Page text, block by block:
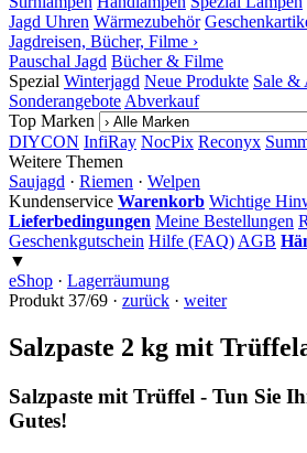
Jagd Uhren Wärmezubehör
Jagdreisen, Bücher, Filme ›
Pauschal Jagd Bücher & Filme
Spezial Winterjagd Neue Produkte Sale &
Sonderangebote Abverkauf
Top Marken
DIYCON InfiRay NocPix Reconyx
Weitere Themen
Saujagd · Riemen · Welpen
Kundenservice Warenkorb Wichtige
Lieferbedingungen Meine Bestellungen
Geschenkgutschein Hilfe (FAQ) AGB
▼
eShop · Lagerräumung
Produkt 37/69 · zurück · weiter
Salzpaste 2 kg mit
Salzpaste mit Trüffel - Tun Sie
Gutes!